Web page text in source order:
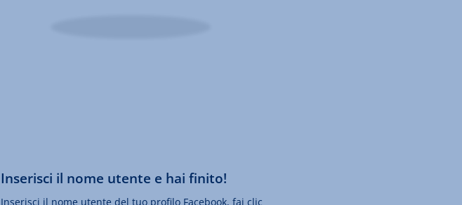
Inserisci il nome utente e hai finito!
Inserisci il nome utente del tuo profilo Facebook, fai clic